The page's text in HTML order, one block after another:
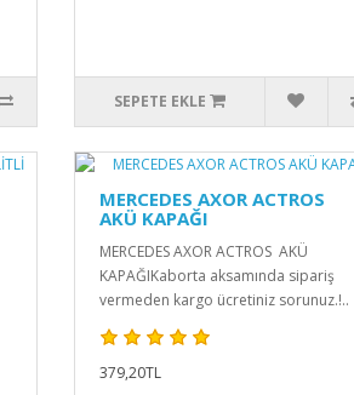
SEPETE EKLE
MERCEDES AXOR ACTROS
AKÜ KAPAĞI
MERCEDES AXOR ACTROS AKÜ
KAPAĞIKaborta aksamında sipariş
vermeden kargo ücretiniz sorunuz.!..
379,20TL